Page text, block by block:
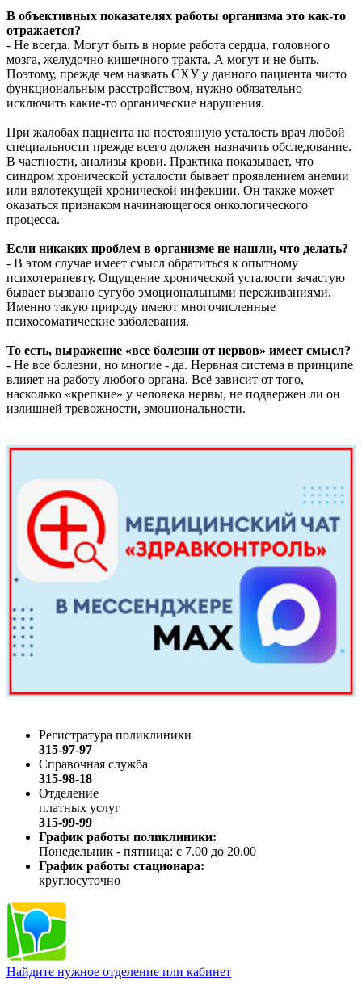
В объективных показателях работы организма это как-то
отражается?
- Не всегда. Могут быть в норме работа сердца, головного
мозга, желудочно-кишечного тракта. А могут и не быть.
Поэтому, прежде чем назвать СХУ у данного пациента чисто
функциональным расстройством, нужно обязательно
исключить какие-то органические нарушения.
При жалобах пациента на постоянную усталость врач любой
специальности прежде всего должен назначить обследование.
В частности, анализы крови. Практика показывает, что
синдром хронической усталости бывает проявлением анемии
или вялотекущей хронической инфекции. Он также может
оказаться признаком начинающегося онкологического
процесса.
Если никаких проблем в организме не нашли, что делать?
- В этом случае имеет смысл обратиться к опытному
психотерапевту. Ощущение хронической усталости зачастую
бывает вызвано сугубо эмоциональными переживаниями.
Именно такую природу имеют многочисленные
психосоматические заболевания.
То есть, выражение «все болезни от нервов» имеет смысл?
- Не все болезни, но многие - да. Нервная система в принципе
влияет на работу любого органа. Всё зависит от того,
насколько «крепкие» у человека нервы, не подвержен ли он
излишней тревожности, эмоциональности.
Регистратура поликлиники
315-97-97
Справочная служба
315-98-18
Отделение
платных услуг
315-99-99
График работы поликлиники:
Понедельник - пятница: с 7.00 до 20.00
График работы стационара:
круглосуточно
Найдите нужное отделение или кабинет